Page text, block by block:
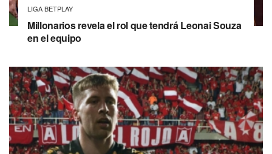
LIGA BETPLAY
Millonarios revela el rol que tendrá Leonai Souza
en el equipo